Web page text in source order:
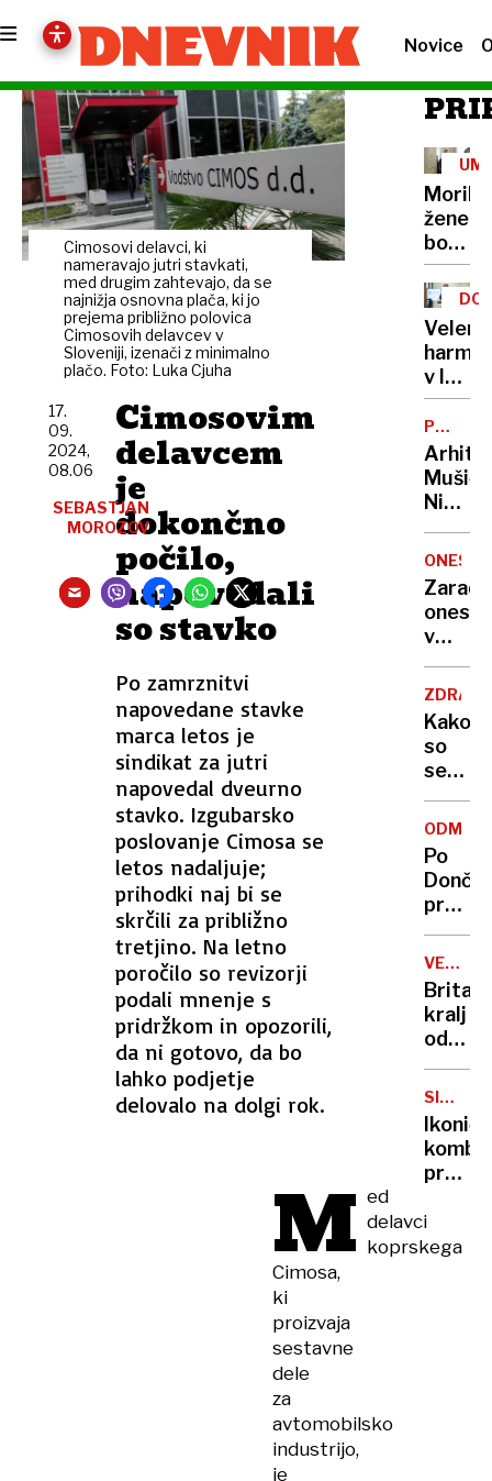
Novice
Cimosovi delavci, ki
nameravajo jutri stavkati,
med drugim zahtevajo, da se
najnižja osnovna plača, ki jo
prejema približno polovica
Cimosovih delavcev v
Sloveniji, izenači z minimalno
plačo. Foto: Luka Cjuha
Cimosovim
delavcem
je
dokončno
počilo,
napovedali
so stavko
Po zamrznitvi
napovedane stavke
marca letos je
sindikat za jutri
napovedal dveurno
stavko. Izgubarsko
poslovanje Cimosa se
letos nadaljuje;
prihodki naj bi se
skrčili za približno
tretjino. Na letno
poročilo so revizorji
podali mnenje s
pridržkom in opozorili,
da ni gotovo, da bo
lahko podjetje
delovalo na dolgi rok.
17.
09.
2024,
08.06
SEBASTJAN
MOROZOV
M ed
delavci
koprskega
Cimosa,
ki
proizvaja
sestavne
dele
za
avtomobilsko
industrijo,
je
žene
bo
sedel
21
let
v lov
na
nov
rekord
CENTER
Mušič:
Nikoli
nisem
da je
to v
moji
sploh
Zaradi
v
delu
voda
Kako
so
se
cilji
vlade
Po
Karma
je
psica,
Nico
pa
njen
sin
VELIKA
kralj
zaradi
raka
SIMBOL
kombi
rojstni
dan